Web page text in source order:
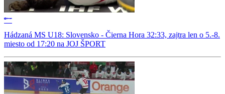
Hádzaná MS U18: Slovensko - Čierna Hora 32:33, zajtra len o 5.-8.
miesto od 17:20 na JOJ ŠPORT